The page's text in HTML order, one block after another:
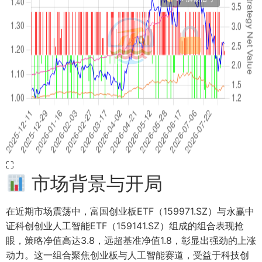
⛶
市场背景与开局
在近期市场震荡中，富国创业板ETF（159971.SZ）与永赢中
证科创创业人工智能ETF（159141.SZ）组成的组合表现抢
眼，策略净值高达3.8，远超基准净值1.8，彰显出强劲的上涨
动力。这一组合聚焦创业板与人工智能赛道，受益于科技创